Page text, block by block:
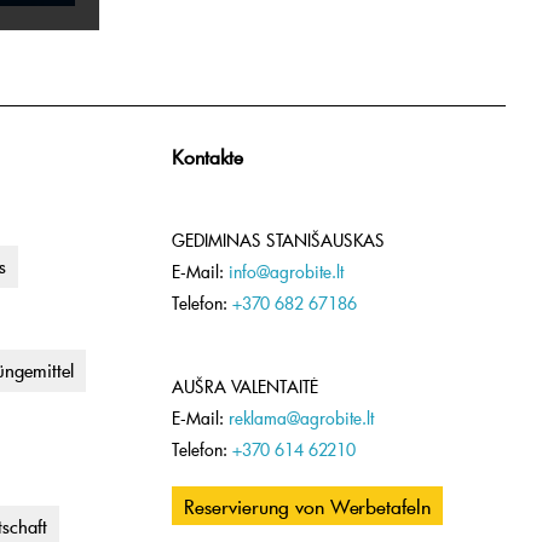
Kontakte
GEDIMINAS STANIŠAUSKAS
E-Mail: info@agrobite.lt
Telefon: +370 682 67186
AUŠRA VALENTAITĖ
E-Mail: reklama@agrobite.lt
Telefon: +370 614 62210
Reservierung von Werbetafeln